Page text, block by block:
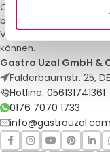
Gastro Uzal – Ihr
bieten
Veranstaltungen.
können.
Gastro Uzal GmbH &
Falderbaumstr. 25,
Hotline: 056131741361
0176 7070 1733
info@gastrouzal.com